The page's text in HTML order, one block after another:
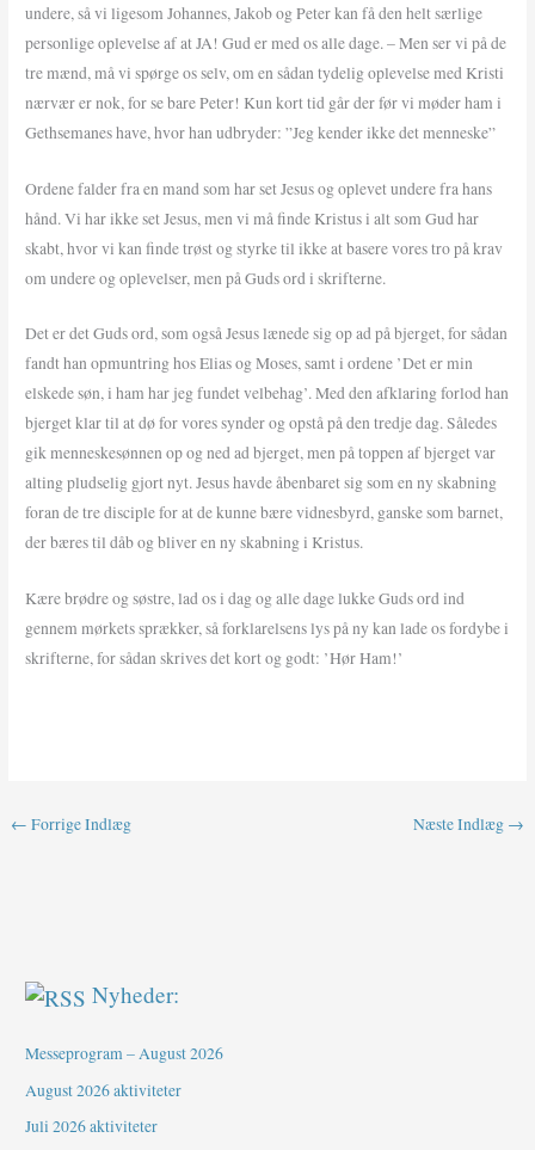
undere, så vi ligesom Johannes, Jakob og Peter kan få den helt særlige
personlige oplevelse af at JA! Gud er med os alle dage. – Men ser vi på de
tre mænd, må vi spørge os selv, om en sådan tydelig oplevelse med Kristi
nærvær er nok, for se bare Peter! Kun kort tid går der før vi møder ham i
Gethsemanes have, hvor han udbryder: ”Jeg kender ikke det menneske”
Ordene falder fra en mand som har set Jesus og oplevet undere fra hans
hånd. Vi har ikke set Jesus, men vi må finde Kristus i alt som Gud har
skabt, hvor vi kan finde trøst og styrke til ikke at basere vores tro på krav
om undere og oplevelser, men på Guds ord i skrifterne.
Det er det Guds ord, som også Jesus lænede sig op ad på bjerget, for sådan
fandt han opmuntring hos Elias og Moses, samt i ordene ’Det er min
elskede søn, i ham har jeg fundet velbehag’. Med den afklaring forlod han
bjerget klar til at dø for vores synder og opstå på den tredje dag. Således
gik menneskesønnen op og ned ad bjerget, men på toppen af bjerget var
alting pludselig gjort nyt. Jesus havde åbenbaret sig som en ny skabning
foran de tre disciple for at de kunne bære vidnesbyrd, ganske som barnet,
der bæres til dåb og bliver en ny skabning i Kristus.
Kære brødre og søstre, lad os i dag og alle dage lukke Guds ord ind
gennem mørkets sprækker, så forklarelsens lys på ny kan lade os fordybe i
skrifterne, for sådan skrives det kort og godt: ’Hør Ham!’
← Forrige Indlæg Næste Indlæg →
Nyheder:
Messeprogram – August 2026
August 2026 aktiviteter
Juli 2026 aktiviteter